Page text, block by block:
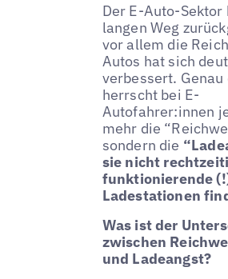
Der E-Auto-Sektor
langen Weg
vor allem die
Autos hat sich
verbessert. Genau
herrscht bei E-
Autofahrer:innen
mehr die
sondern die
sie nicht
funktionierende
Ladestationen
Was ist der
zwischen
und Ladeangst?